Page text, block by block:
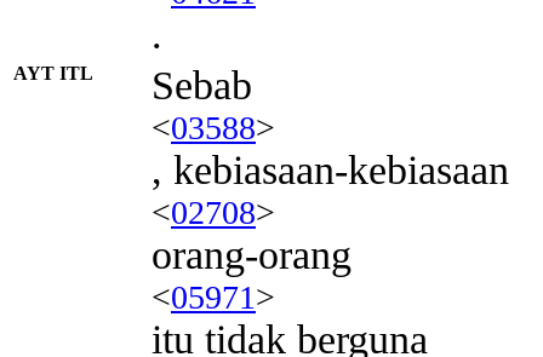
.
AYT ITL Sebab
<03588>
, kebiasaan-kebiasaan
<02708>
orang-orang
<05971>
itu tidak berguna